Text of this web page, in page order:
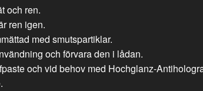
och ren.
ren igen.
med smutspartiklar.
och förvara den i lådan.
och vid behov med Hochglanz-